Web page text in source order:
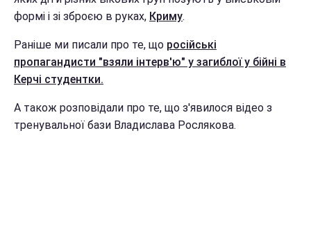
формі і зі зброєю в руках, Криму.
Раніше ми писали про те, що російські
пропагандисти "взяли інтерв'ю" у загиблої у бійні в
Керчі студентки.
А також розповідали про те, що з'явилося відео з
тренувальної бази Владислава Рослякова.